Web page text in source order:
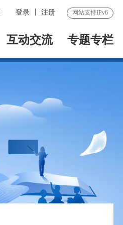
登录 注册 网站支持IPv6
互动交流 专题专栏